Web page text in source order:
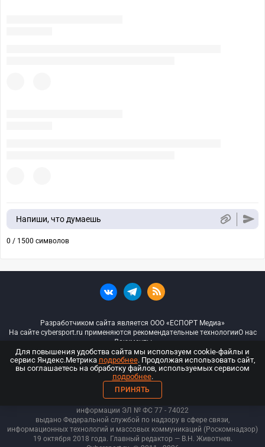
Напиши, что думаешь
0 / 1500 символов
Разработчиком сайта является ООО «ЕСПОРТ Медиа»
На сайте cybersport.ru применяются рекомендательные технологииО нас
Документы
© ООО «Киберспорт.ру» — Все права защищены
18+
ООО «Киберспорт.ру». Свидетельство о регистрации средств массовой
информации ЭЛ № ФС 77 - 74022
выдано Федеральной службой по надзору в сфере связи,
информационных технологий и массовых коммуникаций (Роскомнадзор)
19 октября 2018 года. Главный редактор — В.Н. Животнев.
Для повышения удобства сайта мы используем cookie-файлы и
сервис Яндекс.Метрика подробнее. Продолжая использовать сайт,
вы соглашаетесь на обработку файлов, используемых сервисом
подробнее.
ПРИНЯТЬ